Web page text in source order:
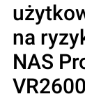
na
NAS